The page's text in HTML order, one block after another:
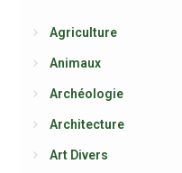
Agriculture
Animaux
Archéologie
Architecture
Art Divers